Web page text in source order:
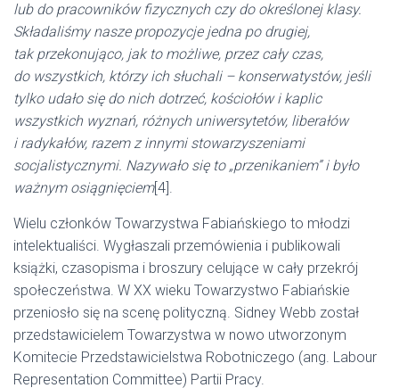
lub do pracowników fizycznych czy do określonej klasy.
Składaliśmy nasze propozycje jedna po drugiej,
tak przekonująco, jak to możliwe, przez cały czas,
do wszystkich, którzy ich słuchali – konserwatystów, jeśli
tylko udało się do nich dotrzeć, kościołów i kaplic
wszystkich wyznań, różnych uniwersytetów, liberałów
i radykałów, razem z innymi stowarzyszeniami
socjalistycznymi. Nazywało się to „przenikaniem” i było
ważnym osiągnięciem[4].
Wielu członków Towarzystwa Fabiańskiego to młodzi
intelektualiści. Wygłaszali przemówienia i publikowali
książki, czasopisma i broszury celujące w cały przekrój
społeczeństwa. W XX wieku Towarzystwo Fabiańskie
przeniosło się na scenę polityczną. Sidney Webb został
przedstawicielem Towarzystwa w nowo utworzonym
Komitecie Przedstawicielstwa Robotniczego (ang. Labour
Representation Committee) Partii Pracy.